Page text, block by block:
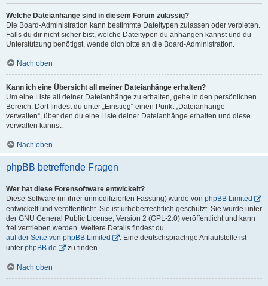
Welche Dateianhänge sind in diesem Forum zulässig?
Die Board-Administration kann bestimmte Dateitypen zulassen oder verbieten.
Falls du dir nicht sicher bist, welche Dateitypen du anhängen kannst und du
Unterstützung benötigst, wende dich bitte an die Board-Administration.
Nach oben
Kann ich eine Übersicht all meiner Dateianhänge erhalten?
Um eine Liste all deiner Dateianhänge zu erhalten, gehe in den persönlichen
Bereich. Dort findest du unter „Einstieg“ einen Punkt „Dateianhänge
verwalten“, über den du eine Liste deiner Dateianhänge erhalten und diese
verwalten kannst.
Nach oben
phpBB betreffende Fragen
Wer hat diese Forensoftware entwickelt?
Diese Software (in ihrer unmodifizierten Fassung) wurde von phpBB Limited
entwickelt und veröffentlicht. Sie ist urheberrechtlich geschützt. Sie wurde unter
der GNU General Public License, Version 2 (GPL-2.0) veröffentlicht und kann
frei vertrieben werden. Weitere Details findest du
auf der Seite von phpBB Limited
. Eine deutschsprachige Anlaufstelle ist
unter phpBB.de zu finden.
Nach oben